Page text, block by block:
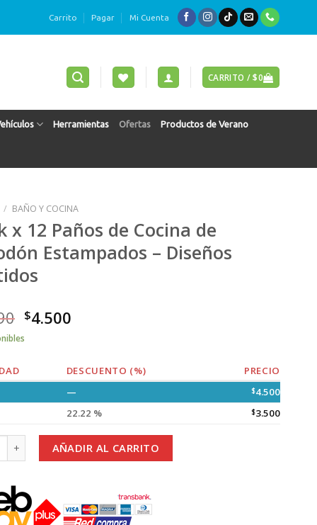
Carrito Pagar Mi Cuenta
CARRITO /$0
Herramientas Ofertas Productos de Verano
/ BAÑO Y COCINA
x 12 Paños de Cocina de
Estampados – Diseños
$4.500
DESCUENTO (%)
PRECIO
— $4.500
22.22 % $3.500
12 Paños de Cocina de Algodón Estampados - Diseños Surtidos
AÑADIR AL CARRITO